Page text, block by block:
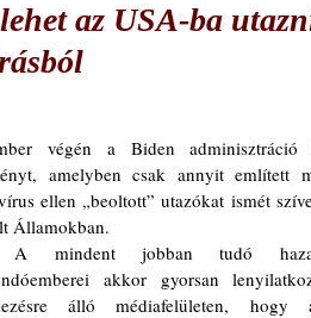
az USA-ba
végén a Biden
amelyben csak annyit említett
ellen „beoltott” utazókat ismét
Államokban.
akkor gyorsan
álló médiafelületen, hogy